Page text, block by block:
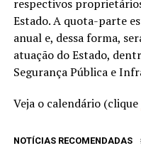
respectivos
Estado. A quota-parte
anual e, dessa forma,
atuação do Estado,
Segurança Pública e
Veja o calendário (clique
NOTÍCIAS RECOMENDADAS